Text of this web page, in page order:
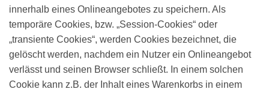
innerhalb eines Onlineangebotes zu speichern. Als
temporäre Cookies, bzw. „Session-Cookies“ oder
„transiente Cookies“, werden Cookies bezeichnet, die
gelöscht werden, nachdem ein Nutzer ein Onlineangebot
verlässt und seinen Browser schließt. In einem solchen
Cookie kann z.B. der Inhalt eines Warenkorbs in einem